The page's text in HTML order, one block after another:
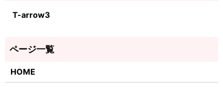
T-arrow3
HOME